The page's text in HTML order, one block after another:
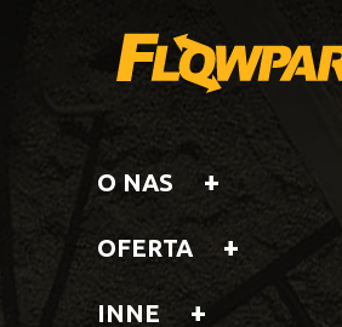
O NAS
OFERTA
INNE